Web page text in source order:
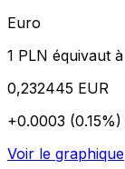
Euro
1 PLN équivaut à
0,232445 EUR
+0.0003 (0.15%)
Voir le graphique